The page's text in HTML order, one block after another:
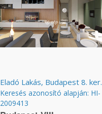
Eladó Lakás, Budapest 8. ker.
Keresés azonosító alapján: HI-
2009413